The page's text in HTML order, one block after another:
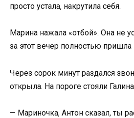
просто устала, накрутила себя.
Марина нажала «отбой». Она не
за этот вечер полностью пришла
Через сорок минут раздался
открыла. На пороге стояли
— Мариночка, Антон сказал, ты